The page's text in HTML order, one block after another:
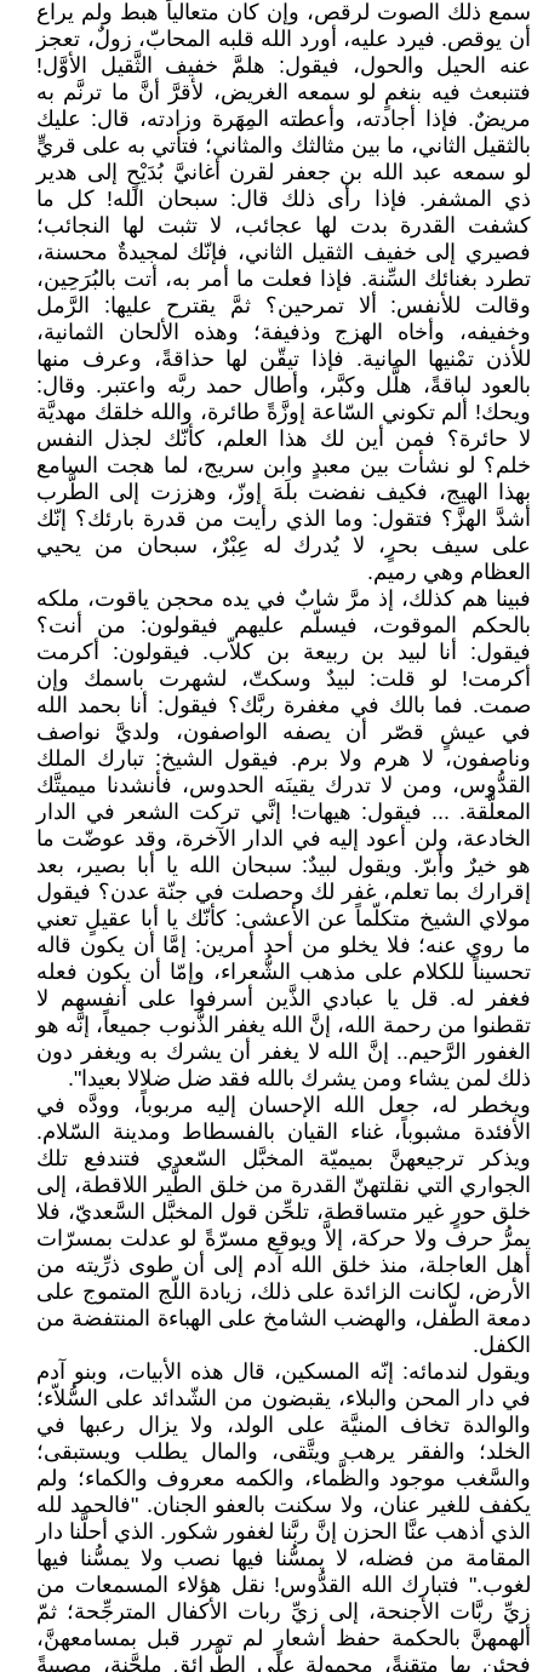
سمع ذلك الصوت لرقص، وإن كان متعالياً هبط ولم يراع
أن يوقص. فيرد عليه، أورد الله قلبه المحابّ، زولٌ، تعجز
عنه الحيل والحول، فيقول: هلمَّ خفيف الثَّقيل الأوَّل!
فتنبعث فيه بنغمٍ لو سمعه الغريض، لأقرَّ أنَّ ما ترنَّم به
مريضٌ. فإذا أجادته، وأعطته المِهَرة وزادته، قال: عليك
بالثقيل الثاني، ما بين مثالثك والمثاني؛ فتأتي به على قريٍّ
لو سمعه عبد الله بن جعفر لقرن أغانيَّ بُدَيْحٍ إلى هدير
ذي المشفر. فإذا رأى ذلك قال: سبحان الله! كل ما
كشفت القدرة بدت لها عجائب، لا تثبت لها النجائب؛
فصيري إلى خفيف الثقيل الثاني، فإنّك لمجيدةٌ محسنة،
تطرد بغنائك السِّنة. فإذا فعلت ما أمر به، أتت بالبُرَحِين،
وقالت للأنفس: ألا تمرحين؟ ثمَّ يقترح عليها: الرَّمل
وخفيفه، وأخاه الهزج وذفيفة؛ وهذه الألحان الثمانية،
للأذن تمْنيها المانية. فإذا تيقّن لها حذاقةً، وعرف منها
بالعود لباقةً، هلَّل وكبَّر، وأطال حمد ربَّه واعتبر. وقال:
ويحك! ألم تكوني السّاعة إوزَّةً طائرة، والله خلقك مهديَّة
لا حائرة؟ فمن أين لك هذا العلم، كأنّك لجذل النفس
خلم؟ لو نشأت بين معبدٍ وابن سريج، لما هجت السامع
بهذا الهيج، فكيف نفضت بلَهَ إوزّ، وهززت إلى الطَّرب
أشدَّ الهزَّ؟ فتقول: وما الذي رأيت من قدرة بارئك؟ إنّك
على سيف بحرٍ، لا يُدرك له عِبْرٌ، سبحان من يحيي
العظام وهي رميم.
فبينا هم كذلك، إذ مرَّ شابٌ في يده محجن ياقوت، ملكه
بالحكم الموقوت، فيسلّم عليهم فيقولون: من أنت؟
فيقول: أنا لبيد بن ربيعة بن كلاّب. فيقولون: أكرمت
أكرمت! لو قلت: لبيدٌ وسكتّ، لشهرت باسمك وإن
صمت. فما بالك في مغفرة ربَّك؟ فيقول: أنا بحمد الله
في عيشٍ قصّر أن يصفه الواصفون، ولديَّ نواصف
وناصفون، لا هرم ولا برم. فيقول الشيخ: تبارك الملك
القدُّوس، ومن لا تدرك يقينَه الحدوس، فأنشدنا ميميتَّك
المعلَّقة. ... فيقول: هيهات! إنَّي تركت الشعر في الدار
الخادعة، ولن أعود إليه في الدار الآخرة، وقد عوضّت ما
هو خيرٌ وأبرّ. ويقول لبيدٌ: سبحان الله يا أبا بصير، بعد
إقرارك بما تعلم، غفر لك وحصلت في جنّة عدن؟ فيقول
مولاي الشيخ متكلّماً عن الأعشى: كأنّك يا أبا عقيلٍ تعني
ما روي عنه؛ فلا يخلو من أحد أمرين: إمَّا أن يكون قاله
تحسيناً للكلام على مذهب الشُّعراء، وإمّا أن يكون فعله
فغفر له. قل يا عبادي الذَّين أسرفوا على أنفسهم لا
تقطنوا من رحمة الله، إنَّ الله يغفر الذُّنوب جميعاً، إنَّه هو
الغفور الرَّحيم.. إنَّ الله لا يغفر أن يشرك به ويغفر دون
ذلك لمن يشاء ومن يشرك بالله فقد ضل ضلالا بعيدا".
ويخطر له، جعل الله الإحسان إليه مربوباً، وودَّه في
الأفئدة مشبوباً، غناء القيان بالفسطاط ومدينة السّلام.
ويذكر ترجيعهنَّ بميميّة المخبَّل السّعدي فتندفع تلك
الجواري التي نقلتهنّ القدرة من خلق الطَّير اللاقطة، إلى
خلق حورٍ غير متساقطة، تلحِّن قول المخبَّل السَّعديّ، فلا
يمرُّ حرف ولا حركة، إلاَّ ويوقع مسرّةً لو عدلت بمسرّات
أهل العاجلة، منذ خلق الله آدم إلى أن طوى ذرِّيته من
الأرض، لكانت الزائدة على ذلك، زيادة اللّج المتموج على
دمعة الطّفل، والهضب الشامخ على الهباءة المنتفضة من
الكفل.
ويقول لندمائه: إنّه المسكين، قال هذه الأبيات، وبنو آدم
في دار المحن والبلاء، يقبضون من الشّدائد على السُّلاّء؛
والوالدة تخاف المنيَّة على الولد، ولا يزال رعبها في
الخلد؛ والفقر يرهب ويتَّقى، والمال يطلب ويستبقى؛
والسَّغب موجود والظَّماء، والكمه معروف والكماء؛ ولم
يكفف للغير عنان، ولا سكنت بالعفو الجنان. "فالحمد لله
الذي أذهب عنَّا الحزن إنَّ ربَّنا لغفور شكور. الذي أحلَّنا دار
المقامة من فضله، لا يمسُّنا فيها نصب ولا يمسُّنا فيها
لغوب." فتبارك الله القدُّوس! نقل هؤلاء المسمعات من
زيِّ ربَّات الأجنحة، إلى زيِّ ربات الأكفال المترجِّحة؛ ثمّ
ألهمهنَّ بالحكمة حفظ أشعارٍ لم تمرر قبل بمسامعهنَّ،
فجئن بها متقنةً، محمولة على الطَّرائق ملحَّنة، مصيبةً